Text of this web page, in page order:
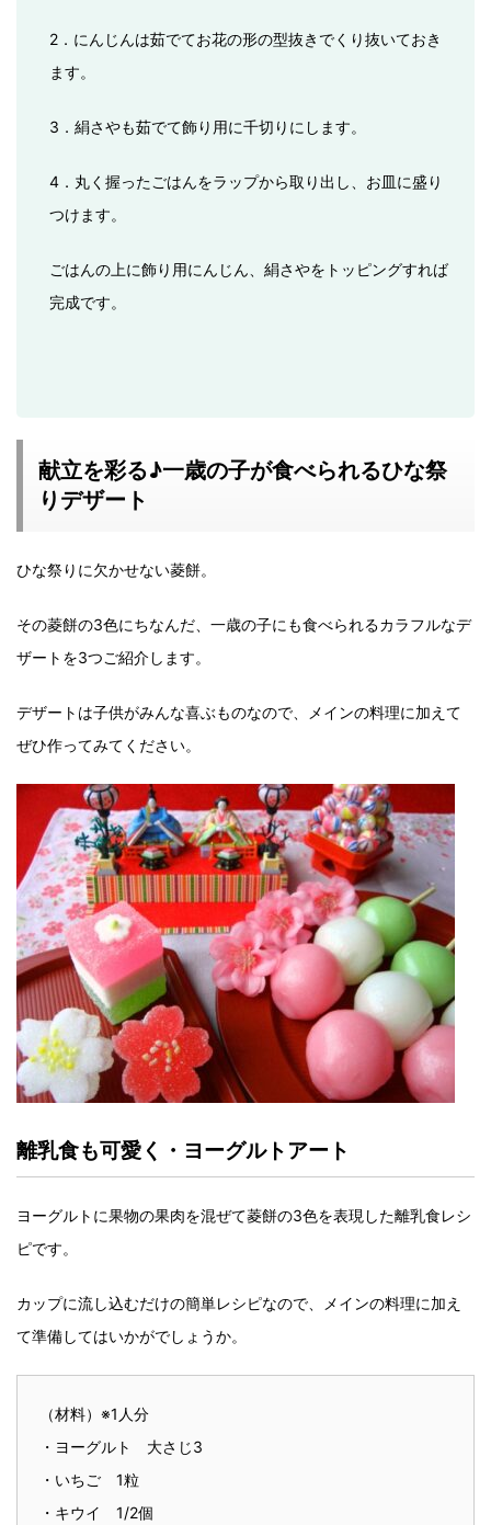
2．にんじんは茹でてお花の形の型抜きでくり抜いておき
ます。
3．絹さやも茹でて飾り用に千切りにします。
4．丸く握ったごはんをラップから取り出し、お皿に盛り
つけます。
ごはんの上に飾り用にんじん、絹さやをトッピングすれば
完成です。
献立を彩る♪一歳の子が食べられるひな祭
りデザート
ひな祭りに欠かせない菱餅。
その菱餅の3色にちなんだ、一歳の子にも食べられるカラフルなデ
ザートを3つご紹介します。
デザートは子供がみんな喜ぶものなので、メインの料理に加えて
ぜひ作ってみてください。
離乳食も可愛く・ヨーグルトアート
ヨーグルトに果物の果肉を混ぜて菱餅の3色を表現した離乳食レシ
ピです。
カップに流し込むだけの簡単レシピなので、メインの料理に加え
て準備してはいかがでしょうか。
（材料）※1人分
・ヨーグルト 大さじ3
・いちご 1粒
・キウイ 1/2個